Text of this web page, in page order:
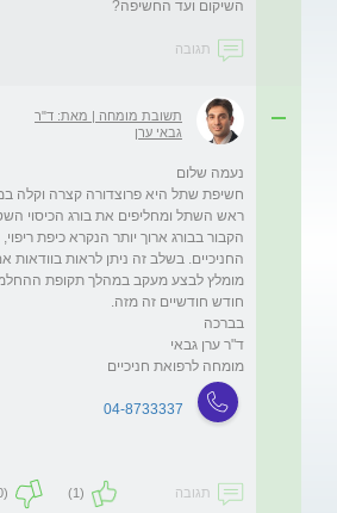
השיקום ועד החשיפה?
תגובה
תשובת מומחה | מאת: ד"ר
גבאי ערן
חשיפת שתל היא פרוצדורה קצרה וקלה
ראש השתל ומחליפים את בורג הכיסוי
הקבור בבורג ארוך יותר הנקרא כיפת
החניכיים. בשלב זה ניתן לראות בוודאות
מומלץ לבצע מעקב במהלך תקופת
מומחה לרפואת חניכיים
04-8733337
תגובה (1)
(0)